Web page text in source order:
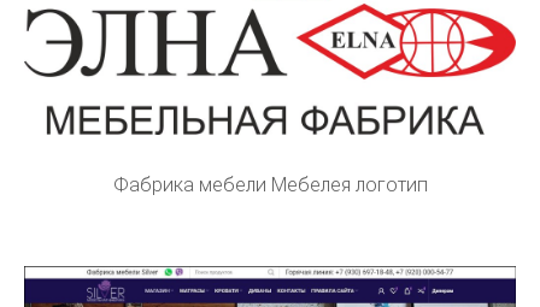
Фабрика мебели Мебелея логотип